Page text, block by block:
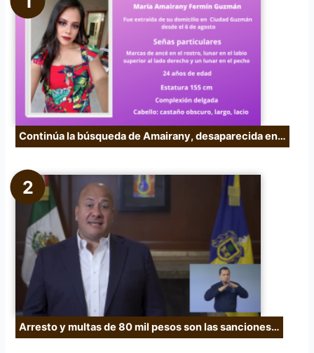
o
Continúa la búsqueda de Amairany, desaparecida en…
Arresto y multas de 80 mil pesos son las sanciones…